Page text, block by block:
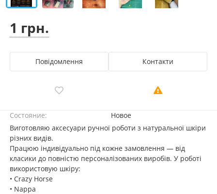
1 грн.
Повідомлення Контакти
Состояние:
Новое
Виготовляю аксесуари ручної роботи з натуральної шкіри
різних видів.
Працюю індивідуально під кожне замовлення — від
класики до повністю персоналізованих виробів. У роботі
використовую шкіру:
• Crazy Horse
• Nappa